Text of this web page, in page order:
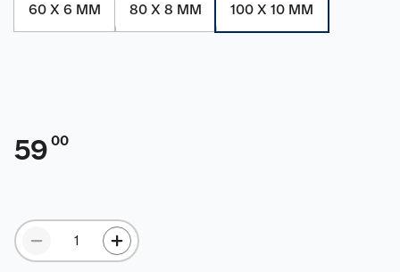
60 X 6 MM 80 X 8 MM 100 X 10 MM
59 00